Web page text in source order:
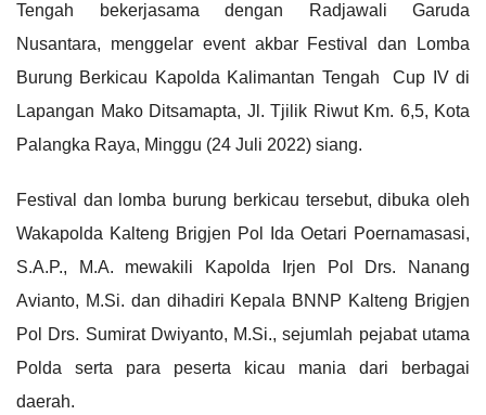
Tengah bekerjasama dengan Radjawali Garuda
Nusantara, menggelar event akbar Festival dan Lomba
Burung Berkicau Kapolda Kalimantan Tengah Cup IV di
Lapangan Mako Ditsamapta, Jl. Tjilik Riwut Km. 6,5, Kota
Palangka Raya, Minggu (24 Juli 2022) siang.
Festival dan lomba burung berkicau tersebut, dibuka oleh
Wakapolda Kalteng Brigjen Pol Ida Oetari Poernamasasi,
S.A.P., M.A. mewakili Kapolda Irjen Pol Drs. Nanang
Avianto, M.Si. dan dihadiri Kepala BNNP Kalteng Brigjen
Pol Drs. Sumirat Dwiyanto, M.Si., sejumlah pejabat utama
Polda serta para peserta kicau mania dari berbagai
daerah.